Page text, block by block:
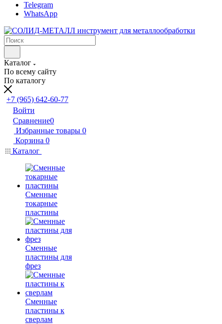
Telegram
WhatsApp
Каталог
По всему сайту
По каталогу
+7 (965) 642-60-77
Войти
Сравнение0
Избранные товары 0
Корзина 0
Каталог
Сменные
токарные
пластины
Сменные
пластины для
фрез
Сменные
пластины к
сверлам